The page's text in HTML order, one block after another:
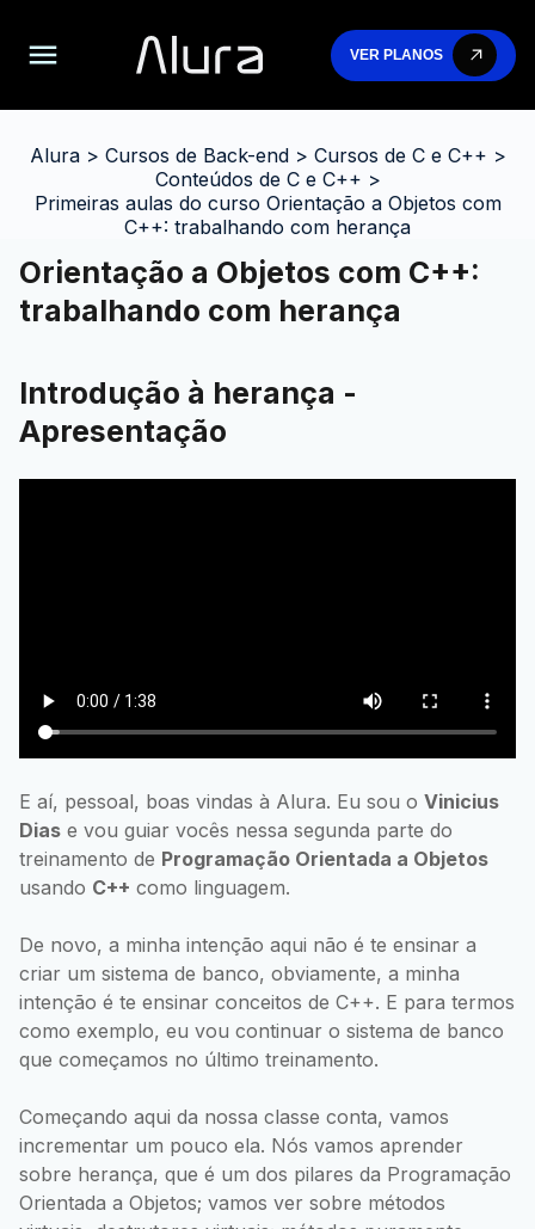
VER PLANOS
Alura> Cursos de Back-end> Cursos de C e C++ >
Conteúdos de C e C++ >
Primeiras aulas do curso Orientação a Objetos com
C++: trabalhando com herança
Orientação a Objetos com C++:
trabalhando com herança
Introdução à herança -
Apresentação
E aí, pessoal, boas vindas à Alura. Eu sou o Vinicius
Dias e vou guiar vocês nessa segunda parte do
treinamento de Programação Orientada a Objetos
usando C++ como linguagem.
De novo, a minha intenção aqui não é te ensinar a
criar um sistema de banco, obviamente, a minha
intenção é te ensinar conceitos de C++. E para termos
como exemplo, eu vou continuar o sistema de banco
que começamos no último treinamento.
Começando aqui da nossa classe conta, vamos
incrementar um pouco ela. Nós vamos aprender
sobre herança, que é um dos pilares da Programação
Orientada a Objetos; vamos ver sobre métodos